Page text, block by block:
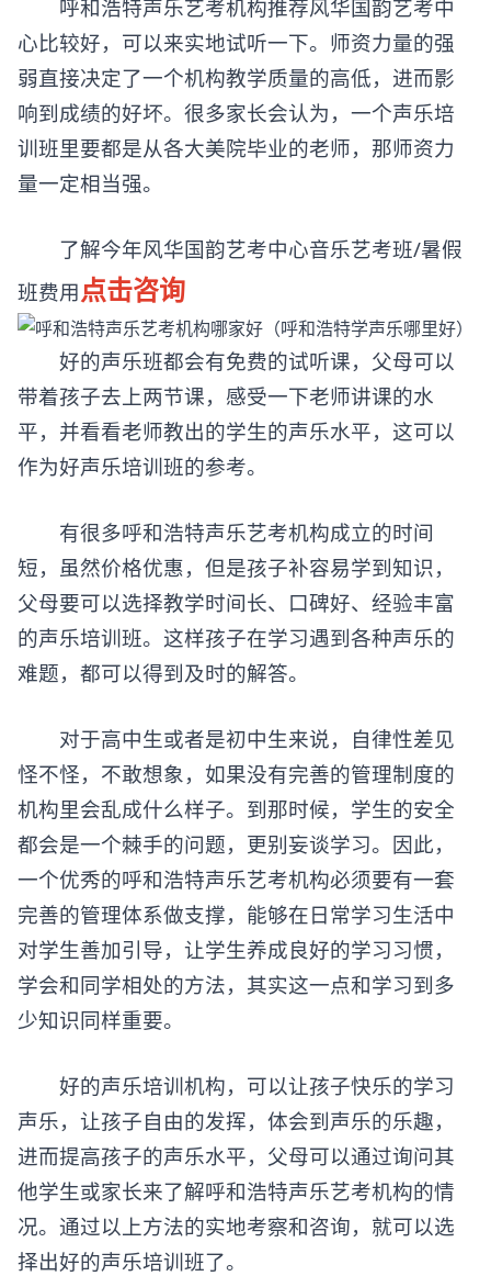
呼和浩特声乐艺考机构推荐风华国韵艺考中
心比较好，可以来实地试听一下。师资力量的强
弱直接决定了一个机构教学质量的高低，进而影
响到成绩的好坏。很多家长会认为，一个声乐培
训班里要都是从各大美院毕业的老师，那师资力
量一定相当强。
了解今年风华国韵艺考中心音乐艺考班/暑假
班费用点击咨询
好的声乐班都会有免费的试听课，父母可以
带着孩子去上两节课，感受一下老师讲课的水
平，并看看老师教出的学生的声乐水平，这可以
作为好声乐培训班的参考。
有很多呼和浩特声乐艺考机构成立的时间
短，虽然价格优惠，但是孩子补容易学到知识，
父母要可以选择教学时间长、口碑好、经验丰富
的声乐培训班。这样孩子在学习遇到各种声乐的
难题，都可以得到及时的解答。
对于高中生或者是初中生来说，自律性差见
怪不怪，不敢想象，如果没有完善的管理制度的
机构里会乱成什么样子。到那时候，学生的安全
都会是一个棘手的问题，更别妄谈学习。因此，
一个优秀的呼和浩特声乐艺考机构必须要有一套
完善的管理体系做支撑，能够在日常学习生活中
对学生善加引导，让学生养成良好的学习习惯，
学会和同学相处的方法，其实这一点和学习到多
少知识同样重要。
好的声乐培训机构，可以让孩子快乐的学习
声乐，让孩子自由的发挥，体会到声乐的乐趣，
进而提高孩子的声乐水平，父母可以通过询问其
他学生或家长来了解呼和浩特声乐艺考机构的情
况。通过以上方法的实地考察和咨询，就可以选
择出好的声乐培训班了。